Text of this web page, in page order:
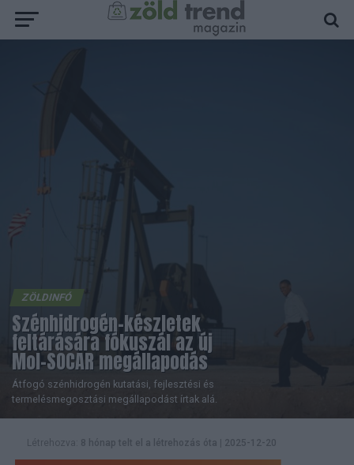
ZÖLDINFÓ
Szénhidrogén-készletek
feltárására fókuszál az új
Mol–SOCAR megállapodás
Átfogó szénhidrogén kutatási, fejlesztési és
termelésmegosztási megállapodást írtak alá.
Létrehozva: 8 hónap telt el a létrehozás óta 2025-12-20